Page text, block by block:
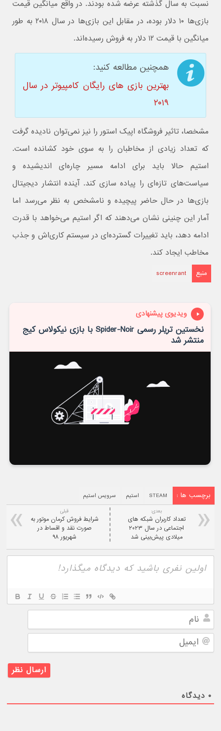
نسبت به سال گذشته عرضه شده بودند. در واقع میانگین قیمت
بازی‌ها ۱۰ دلار بوده، در مقابل این بازی‌ها در سال ۲۰۱۸ به طور
میانگین با قیمت ۱۲ دلار به فروش رسیده‌اند.
همچنین مطالعه کنید:
بهترین بازی‌ های رایگان کامپیوتر در سال
۲۰۱۹
مشخصا، تاثیر فروشگاه اپیک استور را نیز نمی‌توان نادیده گرفت
که تعداد زیادی از مخاطبان را به سوی خود کشانده است.
استیم حالا باید برای ادامه مسیر چاره‌ای اندیشیده و
سیاست‌های تازه‌ای را پیاده سازی کند. آینده انتشار دیجیتال
بازی‌ها در حال حاضر پیچیده و نامشخص به نظر می‌رسد اما
آمار این چنینی نشان می‌دهند که اگر استیم می‌خواهد با قدرت
ادامه دهد، باید تغییرات گسترده‌ای در سیستم کاری‌اش و جذب
مخاطب ایجاد کند.
منبع screenrant
ویدیوی پیشنهادی
نخستین تریلر رسمی Spider-Noir با بازی نیکولاس کیج
منتشر شد
برچسب ها : STEAM استیم سرویس استیم
قبلی
شرایط فروش کرمان موتور به
صورت نقد و اقساط در
شهریور ۹۸
بعدی:
تعداد کاربران شبکه های
اجتماعی در سال ۲۰۲۳
میلادی پیش‌بینی شد
نام
ایمیل
۰ دیدگاه